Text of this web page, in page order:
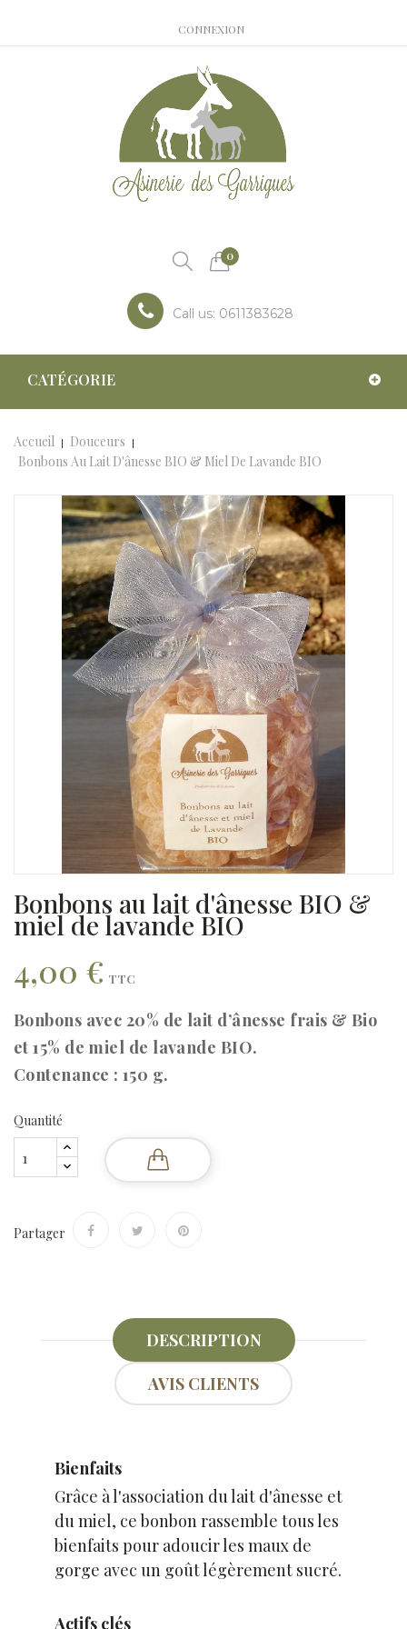
CONNEXION
0
Call us: 0611383628
CATÉGORIE
Accueil
Douceurs
Bonbons Au Lait D'ânesse BIO & Miel De Lavande BIO
Bonbons au lait d'ânesse BIO &
miel de lavande BIO
4,00 € TTC
Bonbons avec 20% de lait d’ânesse frais & Bio
et 15% de miel de lavande BIO.
Contenance : 150 g.
Quantité
Partager
DESCRIPTION
AVIS CLIENTS
Bienfaits
Grâce à l'association du lait d'ânesse et
du miel, ce bonbon rassemble tous les
bienfaits pour adoucir les maux de
gorge avec un goût légèrement sucré.
Actifs clés